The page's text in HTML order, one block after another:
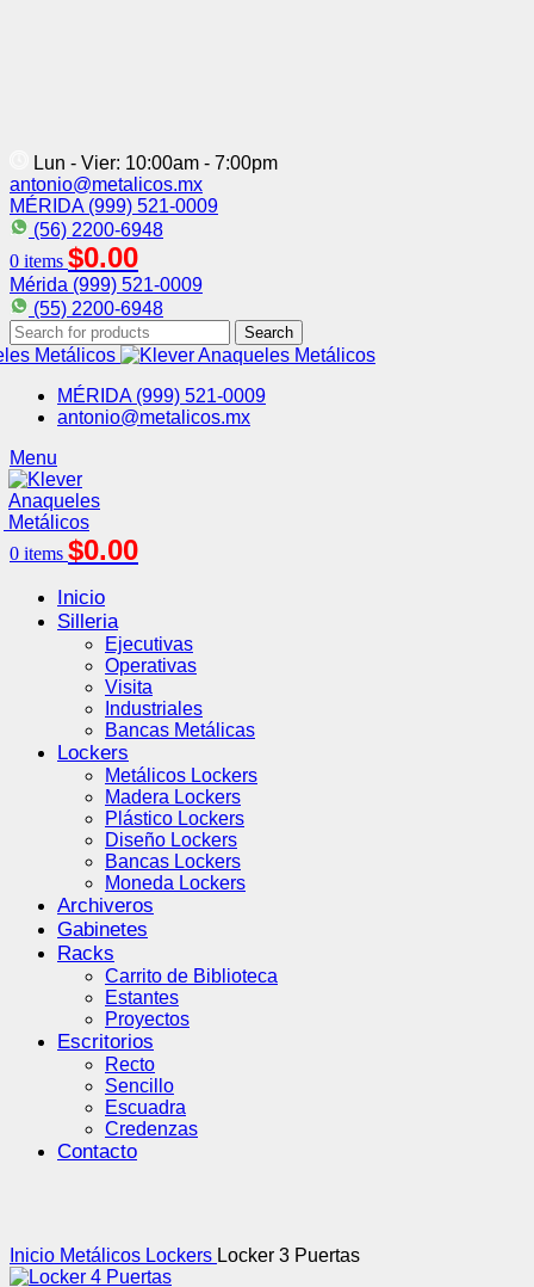
Lun - Vier: 10:00am - 7:00pm
antonio@metalicos.mx
MÉRIDA (999) 521-0009
(56) 2200-6948
0 items $0.00
Mérida (999) 521-0009
(55) 2200-6948
Search
MÉRIDA (999) 521-0009
antonio@metalicos.mx
Menu
0 items $0.00
Inicio
Silleria
Ejecutivas
Operativas
Visita
Industriales
Bancas Metálicas
Lockers
Metálicos Lockers
Madera Lockers
Plástico Lockers
Diseño Lockers
Bancas Lockers
Moneda Lockers
Archiveros
Gabinetes
Racks
Carrito de Biblioteca
Estantes
Proyectos
Escritorios
Recto
Sencillo
Escuadra
Credenzas
Contacto
Inicio Metálicos Lockers Locker 3 Puertas